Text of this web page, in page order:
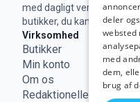
med dagligt verificerede
butikker, du kan stole på.
Virksomhed
Butikker
Min konto
Om os
Redaktionelle
deler
websted
med
dem,
brug af